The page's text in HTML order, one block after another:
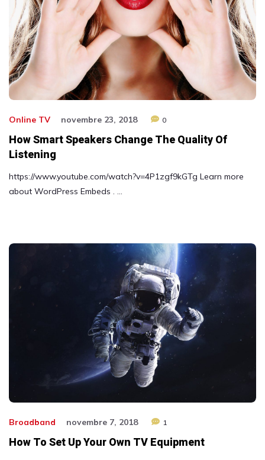
Online TV novembre 23, 2018 0
How Smart Speakers Change The Quality Of
Listening
https://www.youtube.com/watch?v=4P1zgf9kGTg Learn more
about WordPress Embeds . …
Broadband novembre 7, 2018 1
How To Set Up Your Own TV Equipment